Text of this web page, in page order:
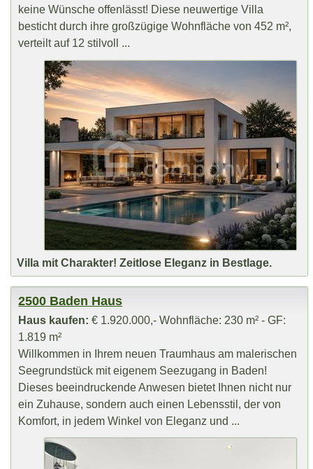
keine Wünsche offenlässt! Diese neuwertige Villa
besticht durch ihre großzügige Wohnfläche von 452 m²,
verteilt auf 12 stilvoll ...
Villa mit Charakter! Zeitlose Eleganz in Bestlage.
2500 Baden Haus
Haus kaufen: € 1.920.000,- Wohnfläche: 230 m² - GF:
1.819 m²
Willkommen in Ihrem neuen Traumhaus am malerischen
Seegrundstück mit eigenem Seezugang in Baden!
Dieses beeindruckende Anwesen bietet Ihnen nicht nur
ein Zuhause, sondern auch einen Lebensstil, der von
Komfort, in jedem Winkel von Eleganz und ...